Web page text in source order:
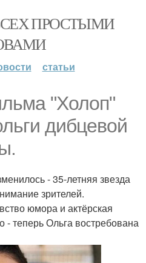
ПРОСТЫМИ
статьи
"Холоп"
дибцевой
- 35-летняя звезда
зрителей.
юмора и актёрская
- теперь Ольга востребована